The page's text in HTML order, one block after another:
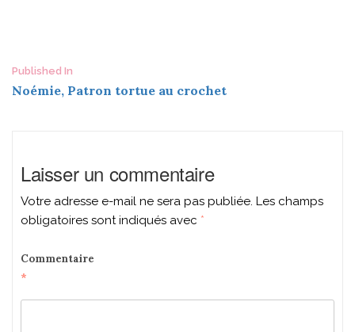
Post
navigation
Published In
Noémie, Patron tortue au crochet
Laisser un commentaire
Votre adresse e-mail ne sera pas publiée. Les champs
obligatoires sont indiqués avec *
Commentaire
*